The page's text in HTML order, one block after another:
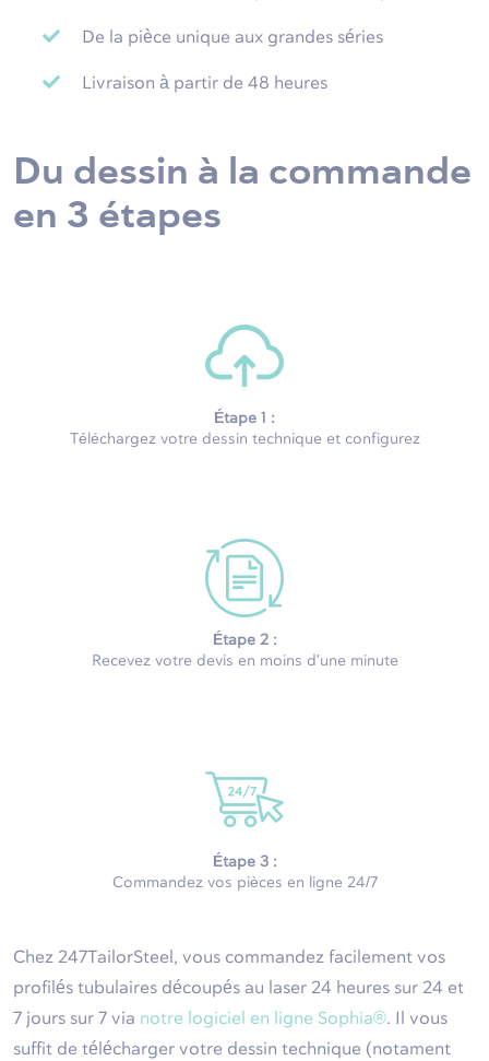
De la pièce unique aux grandes séries
Livraison à partir de 48 heures
Du dessin à la commande
en 3 étapes
Étape 1 :
Téléchargez votre dessin technique et configurez
Étape 2 :
Recevez votre devis en moins d'une minute
Étape 3 :
Commandez vos pièces en ligne 24/7
Chez 247TailorSteel, vous commandez facilement vos
profilés tubulaires découpés au laser 24 heures sur 24 et
7 jours sur 7 via notre logiciel en ligne Sophia®. Il vous
suffit de télécharger votre dessin technique (notament